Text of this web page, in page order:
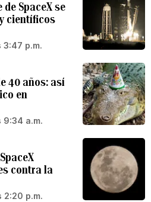
SpaceX se
científicos
p.m.
40 años: así
en
9:34 a.m.
contra la
2:20 p.m.